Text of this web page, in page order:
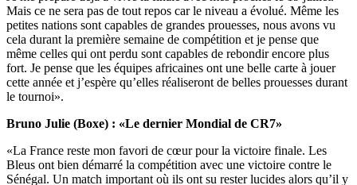
Mais ce ne sera pas de tout repos car le niveau a évolué. Même les
petites nations sont capables de grandes prouesses, nous avons vu
cela durant la première semaine de compétition et je pense que
même celles qui ont perdu sont capables de rebondir encore plus
fort. Je pense que les équipes africaines ont une belle carte à jouer
cette année et j’espère qu’elles réaliseront de belles prouesses durant
le tournoi».
Bruno Julie (Boxe) : «Le dernier Mondial de CR7»
«La France reste mon favori de cœur pour la victoire finale. Les
Bleus ont bien démarré la compétition avec une victoire contre le
Sénégal. Un match important où ils ont su rester lucides alors qu’il y